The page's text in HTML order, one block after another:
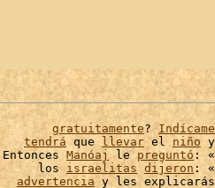
gratuitamente? Indícame
tendrá que llevar el niño
Manóaj le preguntó :
los israelitas dijeron:
advertencia y les